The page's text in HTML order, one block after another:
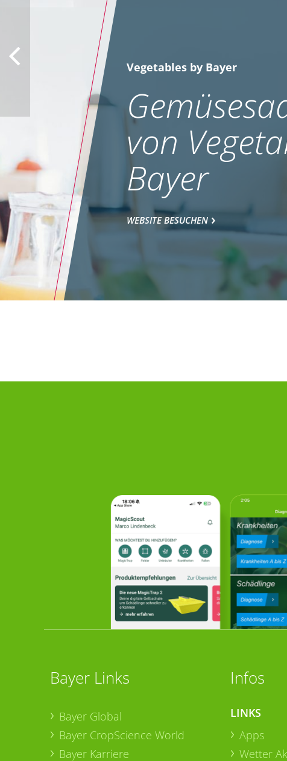
Vegetables by Bayer
von
Bayer
WEBSITE BESUCHEN
Bayer Links
Bayer Global
Bayer CropScience World
Bayer Karriere
Infos
LINKS
Apps
Wetter